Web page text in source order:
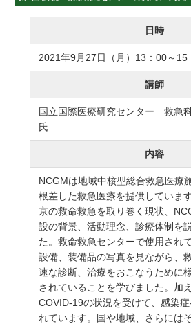
日時
2021年9月27日（月）13：00～15
講師
国立国際医療研究センター 救
氏
内容
NCGMは地域中核型総合救急医療
根差した救急医療を提供していま
京の救命救急を取り巻く現状、
設の背景、活動理念、診療体制を
た。救命救急センターで使用され
設備、装備品の写真を見ながら、
速な診断、治療をおこなうために
されていることを学びました。加
COVID-19の状況を受けて、感染
れています。国や地域、さらには